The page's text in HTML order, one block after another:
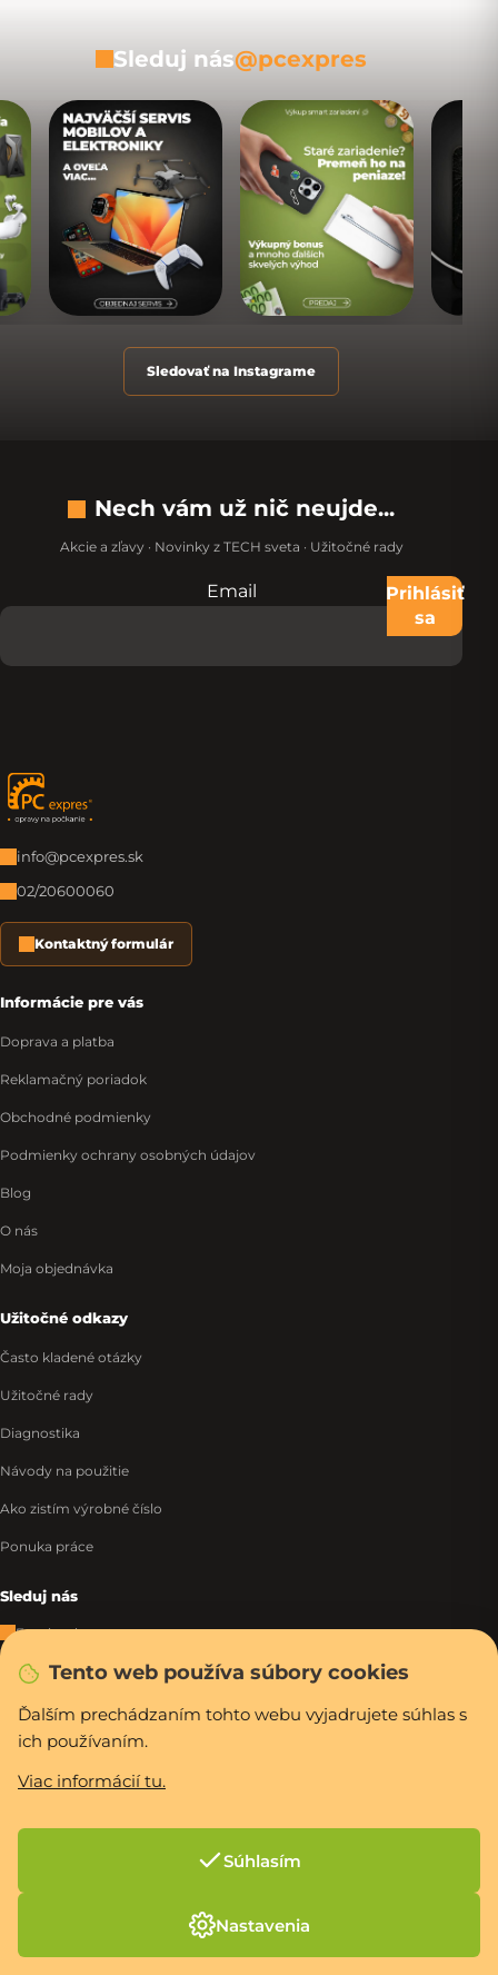
Tento web používa súbory cookies
Ďalším prechádzaním tohto webu vyjadrujete súhlas s
ich používaním.
Viac informácií tu.
Súhlasím
Nastavenia
Sleduj nás@pcexpres
Sledovať na Instagrame
Nech vám už nič neujde...
Akcie a zľavy · Novinky z TECH sveta · Užitočné rady
Nevypĺňajte toto pole:
Email
Prihlásiť
sa
Zápätie
info@pcexpres.sk
02/20600060
Kontaktný formulár
Informácie pre vás
Doprava a platba
Reklamačný poriadok
Obchodné podmienky
Podmienky ochrany osobných údajov
Blog
O nás
Moja objednávka
Užitočné odkazy
Často kladené otázky
Užitočné rady
Diagnostika
Návody na použitie
Ako zistím výrobné číslo
Ponuka práce
Sleduj nás
Facebook
Instagram
Tiktok
WhatsApp
PCexpres.sk. Všetky práva vyhradené.